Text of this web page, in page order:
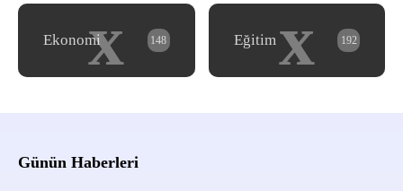
x
Ekonomi 148 x
Eğitim 192
Günün Haberleri